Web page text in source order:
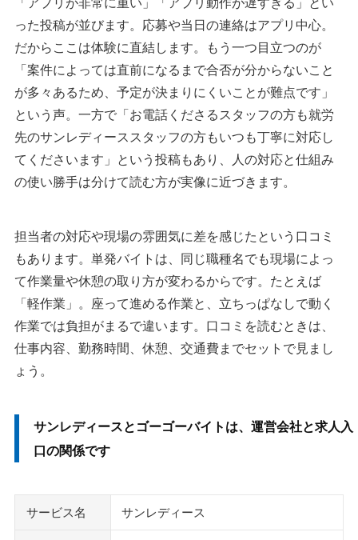
「アプリが非常に重い」「アプリ動作が遅すぎる」とい
った投稿が並びます。応募や当日の連絡はアプリ中心。
だからここは体験に直結します。もう一つ目立つのが
「案件によっては直前になるまで合否が分からないこと
が多々あるため、予定が決まりにくいことが難点です」
という声。一方で「お電話くださるスタッフの方も就労
先のサンレディーススタッフの方もいつも丁寧に対応し
てくださいます」という投稿もあり、人の対応と仕組み
の使い勝手は分けて読む方が実像に近づきます。
担当者の対応や現場の雰囲気に差を感じたという口コミ
もあります。単発バイトは、同じ職種名でも現場によっ
て作業量や休憩の取り方が変わるからです。たとえば
「軽作業」。座って進める作業と、立ちっぱなしで動く
作業では負担がまるで違います。口コミを読むときは、
仕事内容、勤務時間、休憩、交通費までセットで見まし
ょう。
サンレディースとゴーゴーバイトは、運営会社と求人入
口の関係です
サービス名 サンレディース